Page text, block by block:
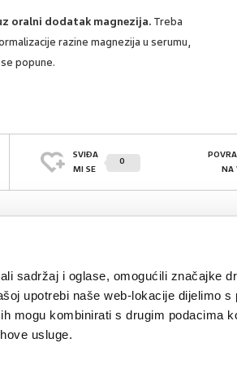
sadržaj i oglase, omogućili značajke
upotrebi naše web-lokacije dijelimo s
mogu kombinirati s drugim podacima
usluge.
oralni dodatak magnezija. Treba
razine magnezija u serumu,
popune.
SVIĐA
MI SE
0
NA